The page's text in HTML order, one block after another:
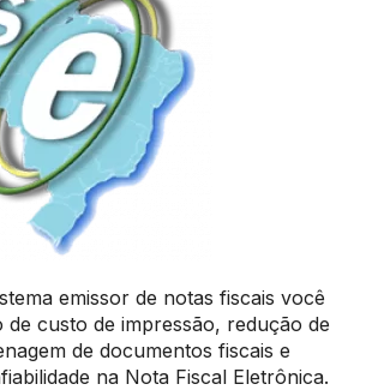
emissor de notas fiscais você
de custo de impressão, redução de
de documentos fiscais e
na Nota Fiscal Eletrônica.